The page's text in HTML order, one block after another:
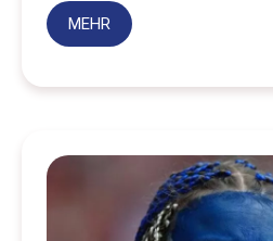
MEHR